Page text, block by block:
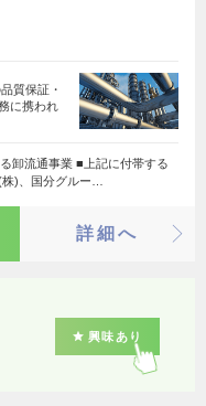
質保証・
に携われ
卸流通事業 ■上記に付帯する
)、国分グルー…
詳細へ
興味あり